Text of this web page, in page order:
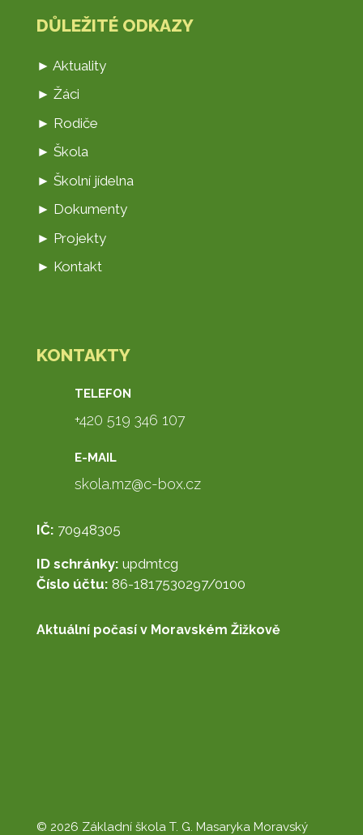
DŮLEŽITÉ ODKAZY
► Aktuality
► Žáci
► Rodiče
► Škola
► Školní jídelna
► Dokumenty
► Projekty
► Kontakt
KONTAKTY
TELEFON
+420 519 346 107
E-MAIL
skola.mz@c-box.cz
IČ: 70948305
ID schránky: updmtcg
Číslo účtu: 86-1817530297/0100
Aktuální počasí v Moravském Žižkově
© 2026 Základní škola T. G. Masaryka Moravský